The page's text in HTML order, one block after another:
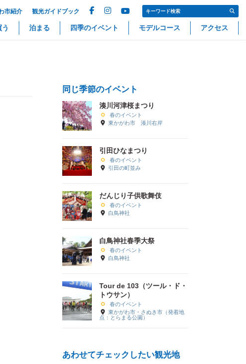
市紹介 観光ガイドブック
う 泊まる 四季のイベント モデルコース アクセス
同じ季節のイベント
湊川河津桜まつり
春のイベント
東かがわ市 湊川右岸
引田ひなまつり
春のイベント
引田の町並み
だんじり子供歌舞伎
春のイベント
白鳥神社
白鳥神社春季大祭
春のイベント
白鳥神社
Tour de 103（ツール・ド・
トウサン）
春のイベント
東かがわ市・さぬき市（発着地
点：とらまる公園）
あわせてチェックしたい観光地